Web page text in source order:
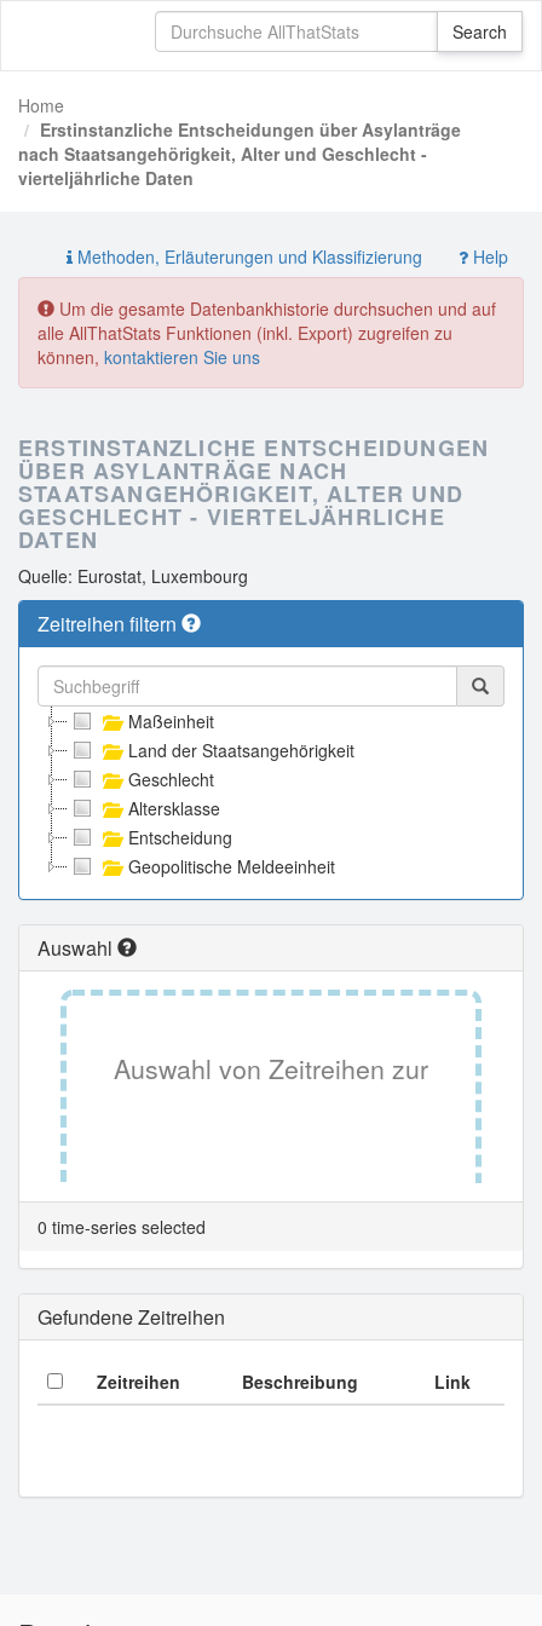
Home
Erstinstanzliche Entscheidungen über Asylanträge
nach Staatsangehörigkeit, Alter und Geschlecht -
vierteljährliche Daten
Methoden, Erläuterungen und Klassifizierung Help
Um die gesamte Datenbankhistorie durchsuchen und auf
alle AllThatStats Funktionen (inkl. Export) zugreifen zu
können, kontaktieren Sie uns
ERSTINSTANZLICHE ENTSCHEIDUNGEN
ÜBER ASYLANTRÄGE NACH
STAATSANGEHÖRIGKEIT, ALTER UND
GESCHLECHT - VIERTELJÄHRLICHE
DATEN
Quelle: Eurostat, Luxembourg
Zeitreihen filtern
Maßeinheit
Land der Staatsangehörigkeit
Geschlecht
Altersklasse
Entscheidung
Geopolitische Meldeeinheit
Auswahl
Auswahl von Zeitreihen zur
Tabellenansicht.
0 time-series selected
Gefundene Zeitreihen
Zeitreihen Beschreibung Link